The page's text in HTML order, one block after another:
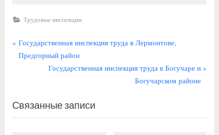
Трудовые инспекции
Навигация
по
П
р
д
у
Государственная инспекция труда в Лермонтове,
Предгорный район
С
д
у
Государственная инспекция труда в Богучаре и
Богучарском районе
Связанные записи